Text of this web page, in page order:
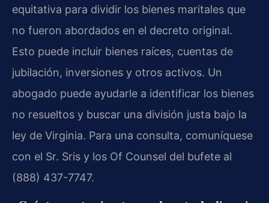
equitativa para dividir los bienes maritales que
no fueron abordados en el decreto original.
Esto puede incluir bienes raíces, cuentas de
jubilación, inversiones y otros activos. Un
abogado puede ayudarle a identificar los bienes
no resueltos y buscar una división justa bajo la
ley de Virginia. Para una consulta, comuníquese
con el Sr. Sris y los Of Counsel del bufete al
(888) 437-7747.